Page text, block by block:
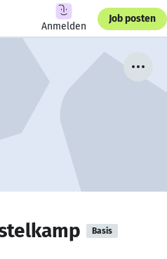
Anmelden
Job posten
Basis